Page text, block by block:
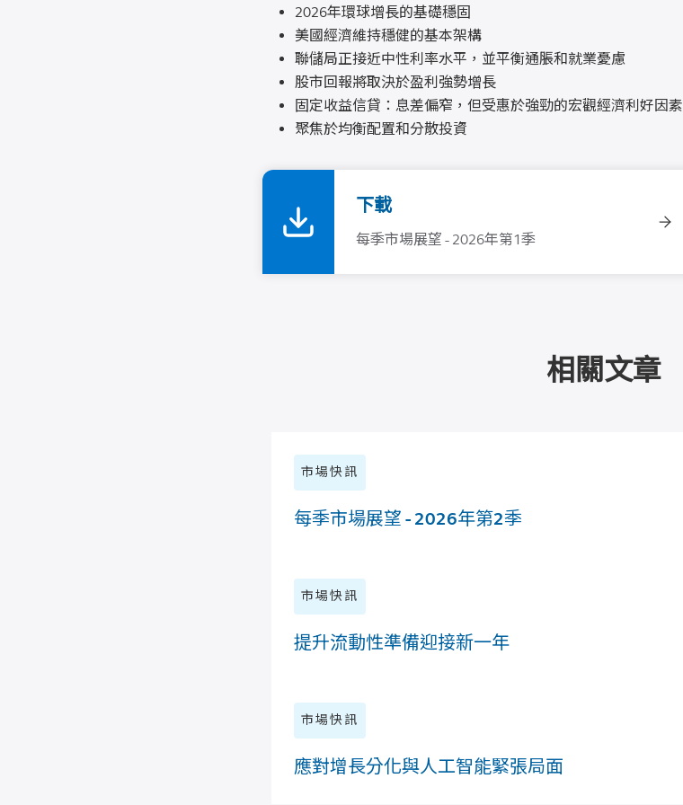
2026年環球增長的基礎穩固
美國經濟維持穩健的基本架構
聯儲局正接近中性利率水平，並平衡通脹和就業憂慮
股市回報將取決於盈利強勢增長
固定收益信貸：息差偏窄，但受惠於強勁的宏觀經濟利好因素
聚焦於均衡配置和分散投資
下載
每季市場展望 - 2026年第1季
相關文章
市場快訊
每季市場展望 - 2026年第2季
市場快訊
提升流動性準備迎接新一年
市場快訊
應對增長分化與人工智能緊張局面